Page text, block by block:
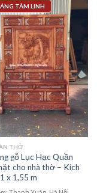
TÂM LINH
THỜ
gỗ Lục Hạc Quần
cho nhà thờ – Kích
x 1,55 m